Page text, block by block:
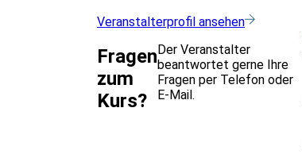
Veranstalterprofil ansehen
Fragen
zum
Kurs?
Der Veranstalter
beantwortet gerne Ihre
Fragen per Telefon oder
E-Mail.